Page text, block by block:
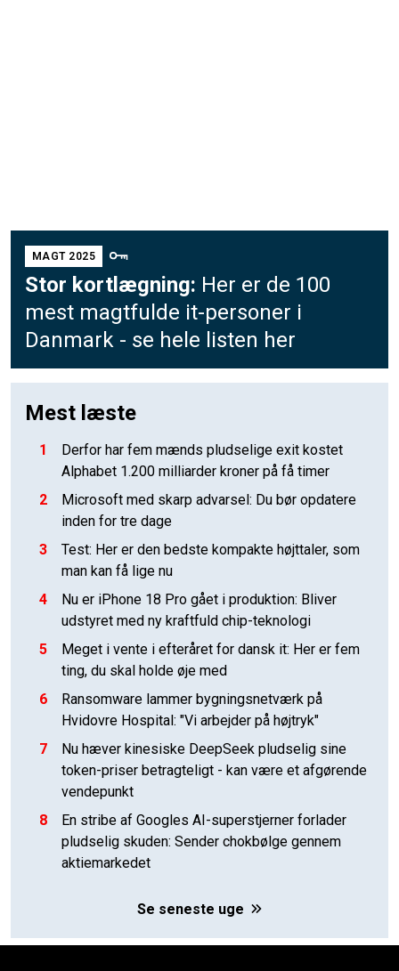
MAGT 2025
Stor kortlægning: Her er de 100
mest magtfulde it-personer i
Danmark - se hele listen her
Mest læste
1
Derfor har fem mænds pludselige exit kostet
Alphabet 1.200 milliarder kroner på få timer
2
Microsoft med skarp advarsel: Du bør opdatere
inden for tre dage
3
Test: Her er den bedste kompakte højttaler, som
man kan få lige nu
4
Nu er iPhone 18 Pro gået i produktion: Bliver
udstyret med ny kraftfuld chip-teknologi
5
Meget i vente i efteråret for dansk it: Her er fem
ting, du skal holde øje med
6
Ransomware lammer bygningsnetværk på
Hvidovre Hospital: "Vi arbejder på højtryk"
7
Nu hæver kinesiske DeepSeek pludselig sine
token-priser betragteligt - kan være et afgørende
vendepunkt
8
En stribe af Googles AI-superstjerner forlader
pludselig skuden: Sender chokbølge gennem
aktiemarkedet
Se seneste uge